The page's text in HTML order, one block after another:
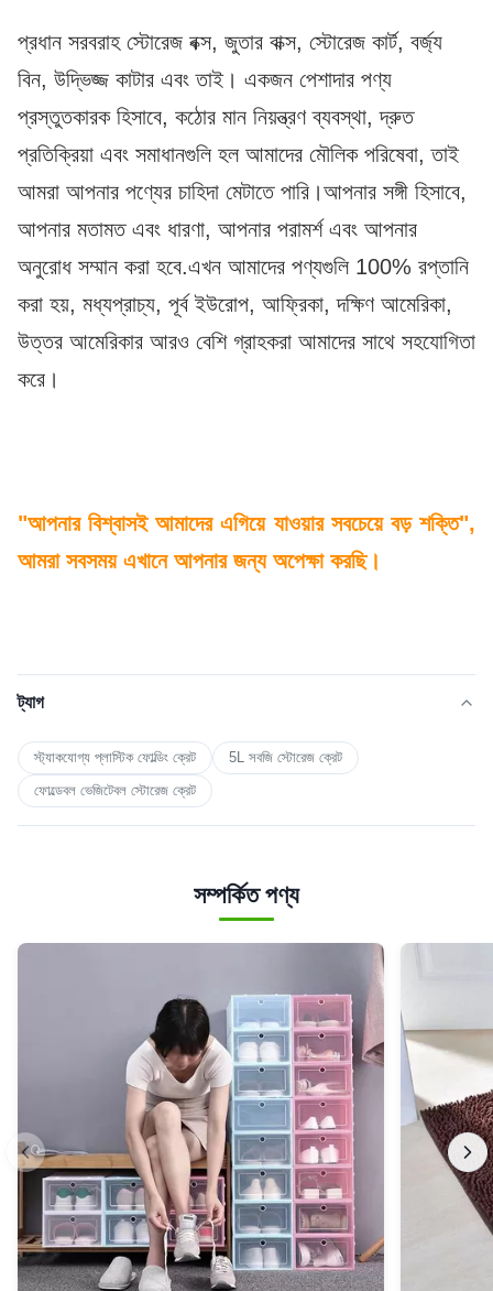
প্রধান সরবরাহ স্টোরেজ বক্স, জুতার বাক্স, স্টোরেজ কার্ট, বর্জ্য
বিন, উদ্ভিজ্জ কাটার এবং তাই। একজন পেশাদার পণ্য
প্রস্তুতকারক হিসাবে, কঠোর মান নিয়ন্ত্রণ ব্যবস্থা, দ্রুত
প্রতিক্রিয়া এবং সমাধানগুলি হল আমাদের মৌলিক পরিষেবা, তাই
আমরা আপনার পণ্যের চাহিদা মেটাতে পারি।আপনার সঙ্গী হিসাবে,
আপনার মতামত এবং ধারণা, আপনার পরামর্শ এবং আপনার
অনুরোধ সম্মান করা হবে.এখন আমাদের পণ্যগুলি 100% রপ্তানি
করা হয়, মধ্যপ্রাচ্য, পূর্ব ইউরোপ, আফ্রিকা, দক্ষিণ আমেরিকা,
উত্তর আমেরিকার আরও বেশি গ্রাহকরা আমাদের সাথে সহযোগিতা
করে।
"আপনার বিশ্বাসই আমাদের এগিয়ে যাওয়ার সবচেয়ে বড় শক্তি",
আমরা সবসময় এখানে আপনার জন্য অপেক্ষা করছি।
ট্যাগ
স্ট্যাকযোগ্য প্লাস্টিক ফোল্ডিং ক্রেট
5L সবজি স্টোরেজ ক্রেট
ফোল্ডেবল ভেজিটেবল স্টোরেজ ক্রেট
সম্পর্কিত পণ্য